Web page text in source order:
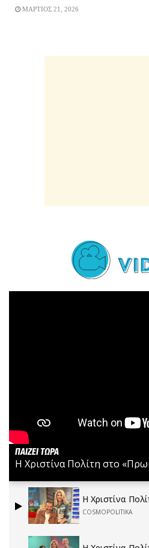
ΜΑΡΤΙΟΣ 21, 2026
Η Χριστίνα Πολίτη στο
Η Χριστίνα
COSMOPOLITIKA